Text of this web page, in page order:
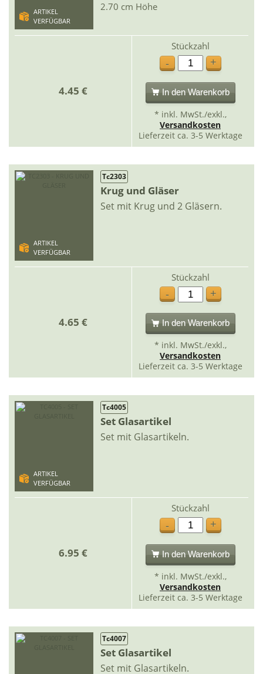
ARTIKEL
VERFÜGBAR
2.70 cm Höhe
4.45 €
Stückzahl
-
+
In den Warenkorb
* inkl. MwSt./exkl.,
Versandkosten
Lieferzeit ca. 3-5 Werktage
ARTIKEL
VERFÜGBAR
Tc2303
Krug und Gläser
Set mit Krug und 2 Gläsern.
4.65 €
Stückzahl
-
+
In den Warenkorb
* inkl. MwSt./exkl.,
Versandkosten
Lieferzeit ca. 3-5 Werktage
ARTIKEL
VERFÜGBAR
Tc4005
Set Glasartikel
Set mit Glasartikeln.
6.95 €
Stückzahl
-
+
In den Warenkorb
* inkl. MwSt./exkl.,
Versandkosten
Lieferzeit ca. 3-5 Werktage
Tc4007
Set Glasartikel
Set mit Glasartikeln.